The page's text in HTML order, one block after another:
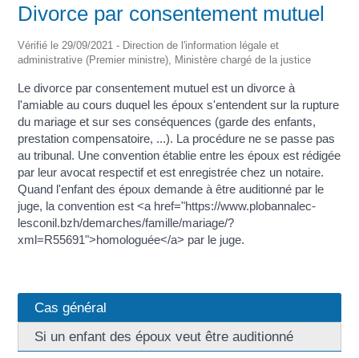
Divorce par consentement mutuel
Vérifié le 29/09/2021 - Direction de l'information légale et
administrative (Premier ministre), Ministère chargé de la justice
Le divorce par consentement mutuel est un divorce à
l'amiable au cours duquel les époux s'entendent sur la rupture
du mariage et sur ses conséquences (garde des enfants,
prestation compensatoire, ...). La procédure ne se passe pas
au tribunal. Une convention établie entre les époux est rédigée
par leur avocat respectif et est enregistrée chez un notaire.
Quand l'enfant des époux demande à être auditionné par le
juge, la convention est <a href="https://www.plobannalec-
lesconil.bzh/demarches/famille/mariage/?
xml=R55691">homologuée</a> par le juge.
Cas général
Si un enfant des époux veut être auditionné